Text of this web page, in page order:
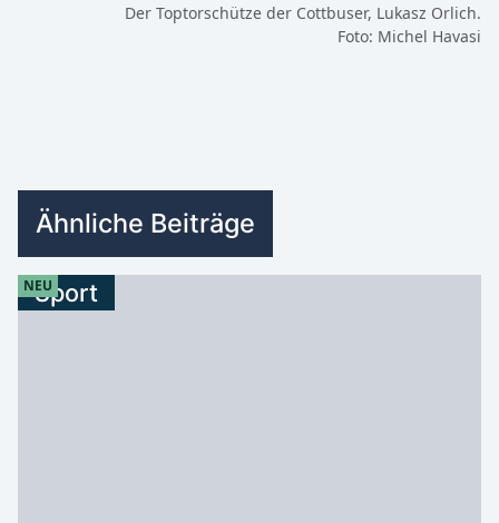
Der Toptorschütze der Cottbuser, Lukasz Orlich.
Foto: Michel Havasi
Ähnliche Beiträge
Sport
NEU